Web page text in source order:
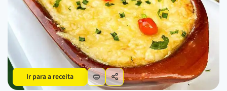
Ir para a receita